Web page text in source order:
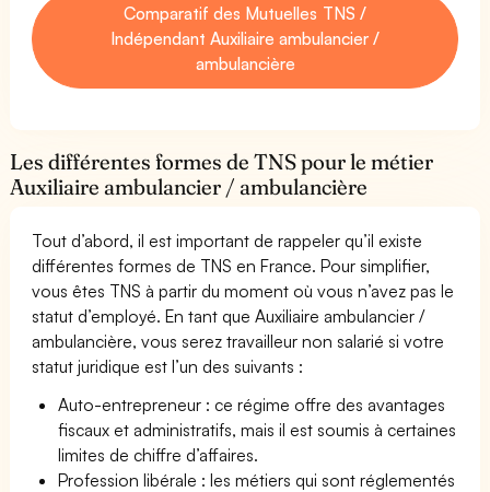
Comparatif des Mutuelles TNS /
Indépendant Auxiliaire ambulancier /
ambulancière
Les différentes formes de TNS pour le métier
Auxiliaire ambulancier / ambulancière
Tout d’abord, il est important de rappeler qu’il existe
différentes formes de TNS en France. Pour simplifier,
vous êtes TNS à partir du moment où vous n’avez pas le
statut d’employé. En tant que Auxiliaire ambulancier /
ambulancière, vous serez travailleur non salarié si votre
statut juridique est l’un des suivants :
Auto-entrepreneur : ce régime offre des avantages
fiscaux et administratifs, mais il est soumis à certaines
limites de chiffre d’affaires.
Profession libérale : les métiers qui sont réglementés